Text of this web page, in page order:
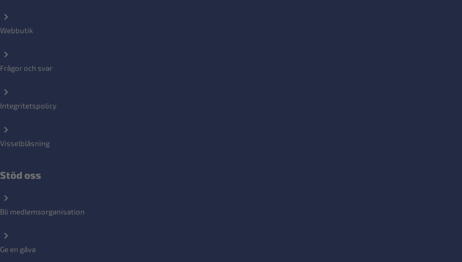
Webbutik
Frågor och svar
Integritetspolicy
Visselblåsning
Stöd oss
Bli medlemsorganisation
Ge en gåva